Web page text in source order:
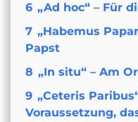
6 „Ad hoc“ – Für
7 „Habemus
Papst
8 „In situ“ – Am
9 „Ceteris
Voraussetzung,